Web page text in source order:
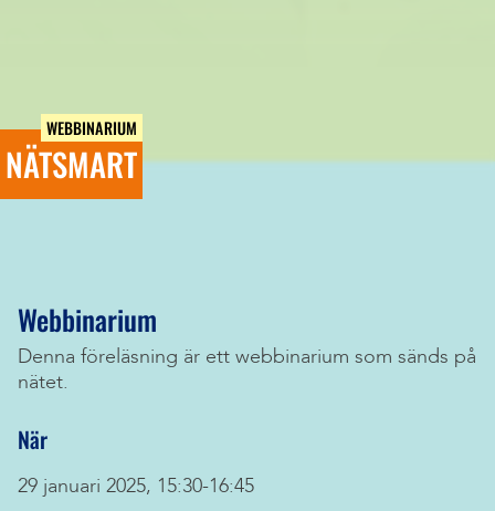
WEBBINARIUM
NÄTSMART
Webbinarium
Denna föreläsning är ett webbinarium som sänds på
nätet.
När
29 januari 2025, 15:30-16:45